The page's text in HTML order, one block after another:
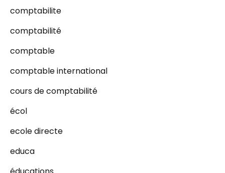
comptabilite
comptabilité
comptable
comptable international
cours de comptabilité
écol
ecole directe
educa